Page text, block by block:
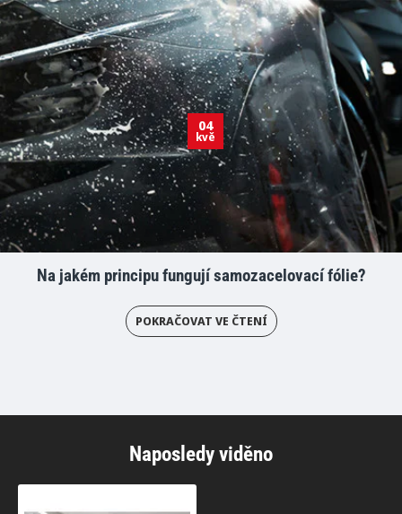
04
kvě
Na jakém principu fungují samozacelovací fólie?
POKRAČOVAT VE ČTENÍ
Naposledy viděno